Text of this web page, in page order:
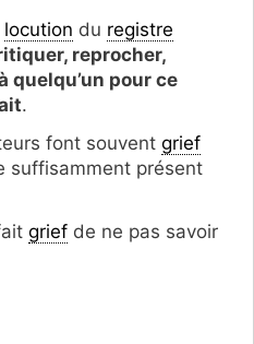
locution du registre
reprocher,
quelqu’un pour ce
.
font souvent grief
suffisamment présent
grief de ne pas savoir